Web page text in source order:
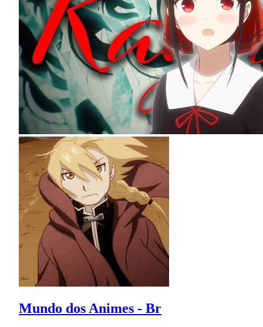
Mundo dos Animes - Br